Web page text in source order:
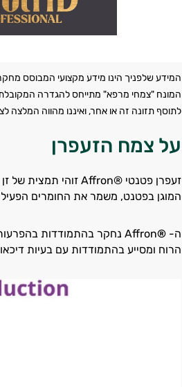
המידע שלפניך הינו מידע מקצועי המבוסס
המונח "צמחי מרפא" מתייחס להגדרה המקובלת
לתוסף תזונה זה או אחר, ואיננו מהווה המלצה
על צמח הזעפרן
המוגן בפטנט, משמר את החומרים
ה- ®Affron נחקר בהתמודדות בהפרעות הקשורות במערכת העצבים [1]. המחקרים הראו שהזעפרן הפטנטי
הרוח ומסייע בהתמודדות עם בעיות דיכאון